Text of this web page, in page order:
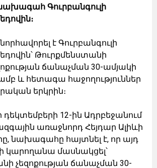
Գուրբանգուլի
է Գուրբանգուլի
Թուրքմենստանի
ճանաչման 30-ամյակի
և հետագա հաջողություններ
երկրին։
դեկտեմբերի 12-ին Ադրբեջանում
առաջնորդ Հեյդար Ալիևի
նախագահը հայտնել է, որ այդ
կարողանա մասնակցել՝
չեզոքության ճանաչման 30-